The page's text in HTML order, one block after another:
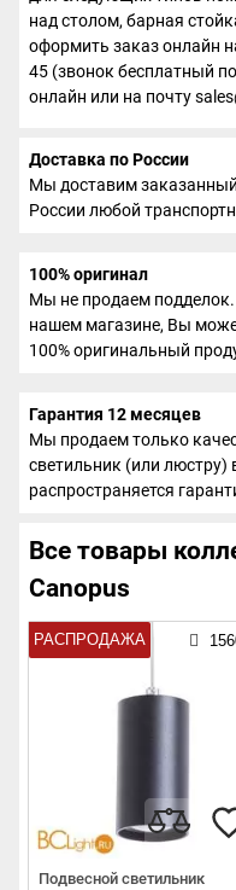
над столом, барная
оформить заказ онлайн
45 (звонок бесплатный
онлайн или на почту
Доставка по России
Мы доставим
России любой
100% оригинал
Мы не продаем
нашем магазине, Вы
100% оригинальный
Гарантия 12 месяцев
Мы продаем только
светильник (или люстру)
распространяется
Все товары
Canopus
РАСПРОДАЖА
Подвесной светильник